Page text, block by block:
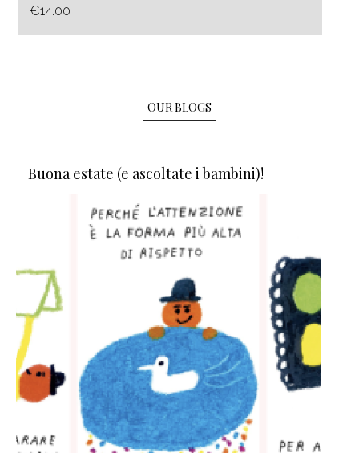
€14.00
OUR BLOGS
Buona estate (e ascoltate i bambini)!